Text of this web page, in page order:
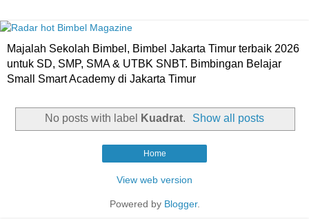
Majalah Sekolah Bimbel, Bimbel Jakarta Timur terbaik 2026
untuk SD, SMP, SMA & UTBK SNBT. Bimbingan Belajar
Small Smart Academy di Jakarta Timur
No posts with label Kuadrat. Show all posts
Home
View web version
Powered by Blogger.